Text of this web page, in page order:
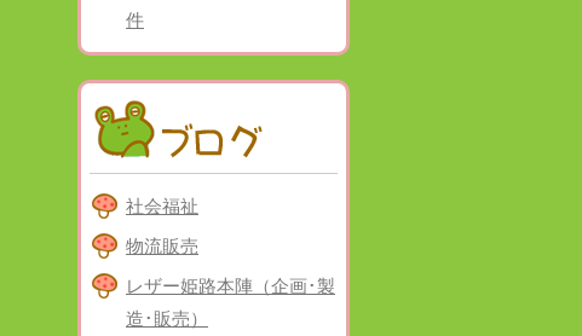
件
社会福祉
物流販売
レザー姫路本陣（企画･製
造･販売）